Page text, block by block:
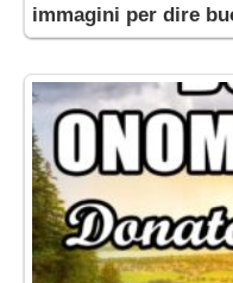
immagini per dire